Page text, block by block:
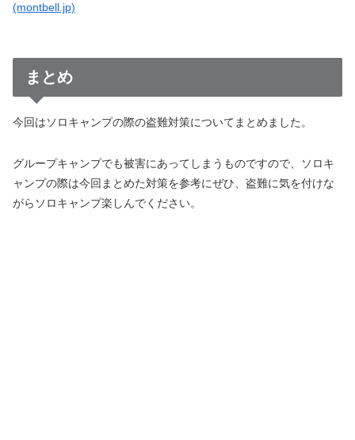
(montbell.jp)
まとめ
今回はソロキャンプの際の盗難対策についてまとめました。
グループキャンプでも被害にあってしまうものですので、ソロキ
ャンプの際は今回まとめた対策を参考にぜひ、盗難に気を付けな
がらソロキャンプ楽しんでください。